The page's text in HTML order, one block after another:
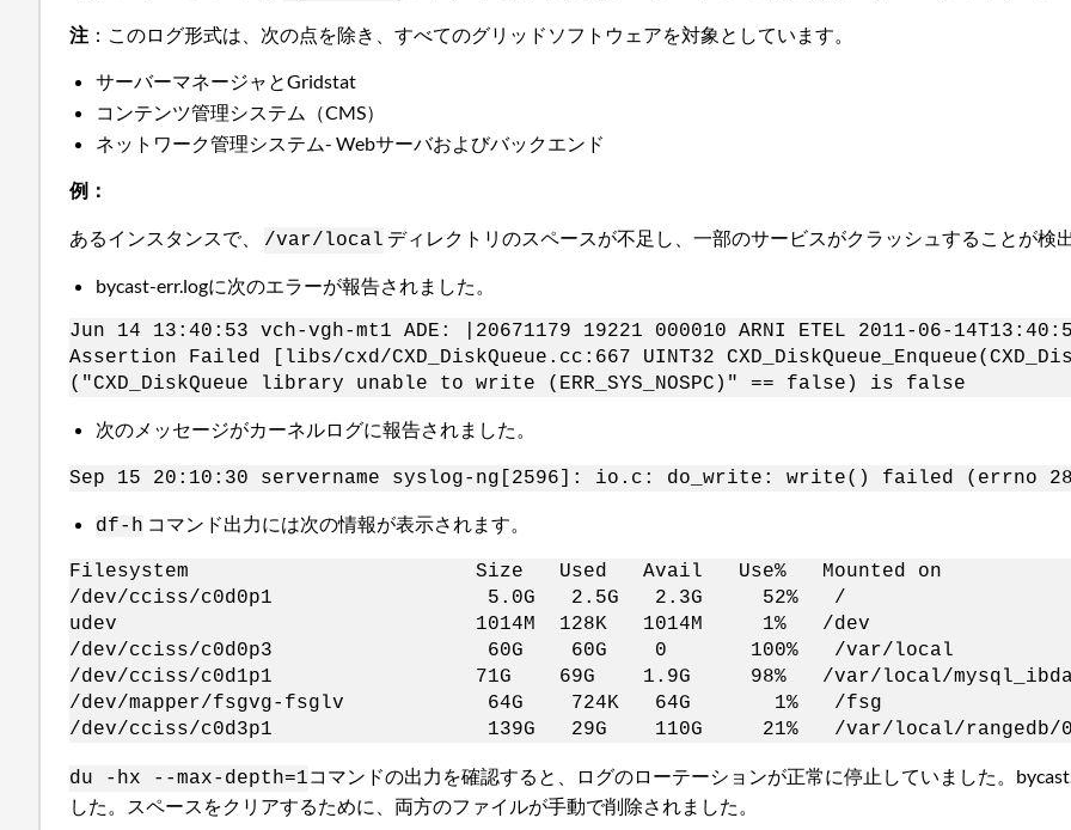
注 ：このログ形式は、次の点を除き、すべてのグリッドソフトウェアを対象としています。
サーバーマネージャとGridstat
コンテンツ管理システム（CMS）
ネットワーク管理システム- Webサーバおよびバックエンド
例：
あるインスタンスで、 /var/local ディレクトリのスペースが不足し、一部のサービスがクラッシュすることが検
bycast-err.logに次のエラーが報告されました。
Jun 14 13:40:53 vch-vgh-mt1 ADE: |20671179 19221 000010 ARNI ETEL 2011-06-
Assertion Failed [libs/cxd/CXD_DiskQueue.cc:667 UINT32
("CXD_DiskQueue library unable to write (ERR_SYS_NOSPC)" == false) is false
次のメッセージがカーネルログに報告されました。
Sep 15 20:10:30 servername syslog-ng[2596]: io.c: do_write: write() failed (errno
df-h コマンド出力には次の情報が表示されます。
Filesystem Size Used Avail Use% Mounted on
/dev/cciss/c0d0p1 5.0G 2.5G 2.3G 52% /
udev 1014M 128K 1014M 1% /dev
/dev/cciss/c0d0p3 60G 60G 0 100% /var/local
/dev/cciss/c0d1p1 71G 69G 1.9G 98% /var/local/
/dev/mapper/fsgvg-fsglv 64G 724K 64G 1% /fsg
/dev/cciss/c0d3p1 139G 29G 110G 21% /var/local/rangedb/0
du -hx --max-depth=1コマンドの出力を確認すると、ログのローテーションが正常に停止していました。
した。スペースをクリアするために、両方のファイルが手動で削除されました。